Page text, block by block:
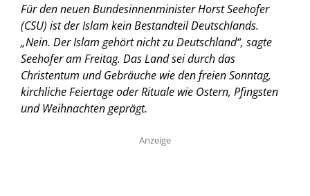
Für den neuen Bundesinnenminister Horst Seehofer
(CSU) ist der Islam kein Bestandteil Deutschlands.
„Nein. Der Islam gehört nicht zu Deutschland“, sagte
Seehofer am Freitag. Das Land sei durch das
Christentum und Gebräuche wie den freien Sonntag,
kirchliche Feiertage oder Rituale wie Ostern, Pfingsten
und Weihnachten geprägt.
Anzeige